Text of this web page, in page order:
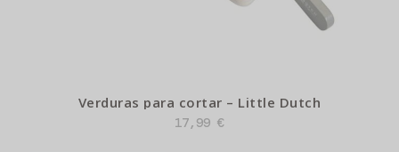
Verduras para cortar – Little Dutch
17,99 €